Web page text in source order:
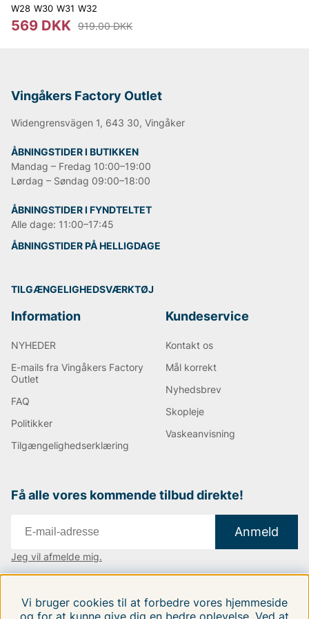
W28 W30 W31 W32
569 DKK 919.00 DKK
Vingåkers Factory Outlet
Widengrensvägen 1, 643 30, Vingåker
ÅBNINGSTIDER I BUTIKKEN
Mandag – Fredag 10:00–19:00
Lørdag – Søndag 09:00–18:00
ÅBNINGSTIDER I FYNDTELTET
Alle dage: 11:00–17:45
ÅBNINGSTIDER PÅ HELLIGDAGE
TILGÆNGELIGHEDSVÆRKTØJ
Information
NYHEDER
E-mails fra Vingåkers Factory
Outlet
FAQ
Politikker
Tilgængelighedserklæring
Kundeservice
Kontakt os
Mål korrekt
Nyhedsbrev
Skopleje
Vaskeanvisning
Få alle vores kommende tilbud direkte!
Anmeld
Jeg vil afmelde mig.
Følg os på vores sociale medier.
Vi bruger cookies til at forbedre vores hjemmeside
og for at kunne give dig en bedre oplevelse. Ved at